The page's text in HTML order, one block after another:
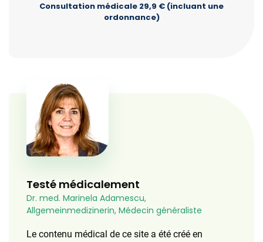
Consultation médicale 29,9 € (incluant une
ordonnance)
Testé médicalement
Dr. med. Marinela Adamescu,
Allgemeinmedizinerin, Médecin généraliste
Le contenu médical de ce site a été créé en